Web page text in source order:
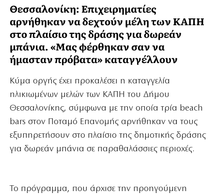
Θεσσαλονίκη: Eπιχειρηματίες
αρνήθηκαν να δεχτούν μέλη των ΚΑΠΗ
στο πλαίσιο της δράσης για δωρεάν
μπάνια. «Μας φέρθηκαν σαν να
ήμασταν πρόβατα» καταγγέλλουν
Κύμα οργής έχει προκαλέσει η καταγγελία
ηλικιωμένων μελών των ΚΑΠΗ του Δήμου
Θεσσαλονίκης, σύμφωνα με την οποία τρία beach
bars στον Ποταμό Επανομής αρνήθηκαν να τους
εξυπηρετήσουν στο πλαίσιο της δημοτικής δράσης
για δωρεάν μπάνια σε παραθαλάσσιες περιοχές.
Το πρόγραμμα, που άρχισε την προηγούμενη